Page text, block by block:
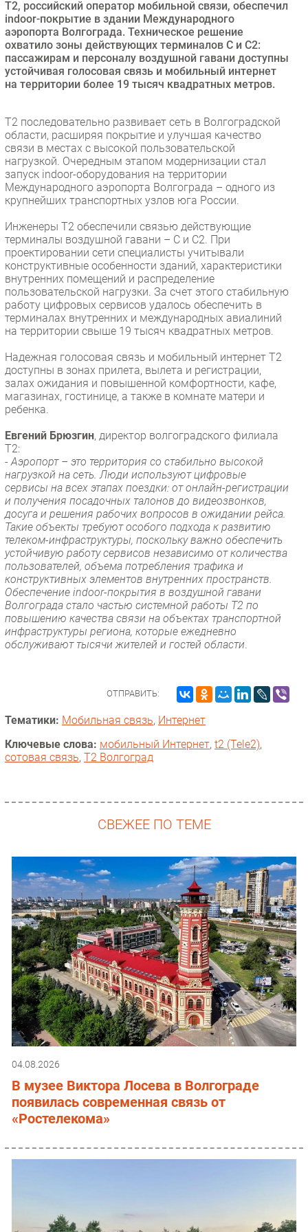
Безопасность
Инновации
CIO/Управление ИТ
Гаджеты
РАЗДЕЛЫ
Новости
Аналитика
Интервью
Мероприятия
Проекты
IT класс
Тестовый стенд
Каталог компаний
Т2, российский оператор мобильной связи, обеспечил
indoor-покрытие в здании Международного
аэропорта Волгограда. Техническое решение
охватило зоны действующих терминалов C и C2:
пассажирам и персоналу воздушной гавани доступны
устойчивая голосовая связь и мобильный интернет
на территории более 19 тысяч квадратных метров.
T2 последовательно развивает сеть в Волгоградской
области, расширяя покрытие и улучшая качество
связи в местах с высокой пользовательской
нагрузкой. Очередным этапом модернизации стал
запуск indoor-оборудования на территории
Международного аэропорта Волгограда – одного из
крупнейших транспортных узлов юга России.
Инженеры Т2 обеспечили связью действующие
терминалы воздушной гавани – C и C2. При
проектировании сети специалисты учитывали
конструктивные особенности зданий, характеристики
внутренних помещений и распределение
пользовательской нагрузки. За счет этого стабильную
работу цифровых сервисов удалось обеспечить в
терминалах внутренних и международных авиалиний
на территории свыше 19 тысяч квадратных метров.
Надежная голосовая связь и мобильный интернет Т2
доступны в зонах прилета, вылета и регистрации,
залах ожидания и повышенной комфортности, кафе,
магазинах, гостинице, а также в комнате матери и
ребенка.
Евгений Брюзгин, директор волгоградского филиала
T2:
- Аэропорт – это территория со стабильно высокой
нагрузкой на сеть. Люди используют цифровые
сервисы на всех этапах поездки: от онлайн-регистрации
и получения посадочных талонов до видеозвонков,
досуга и решения рабочих вопросов в ожидании рейса.
Такие объекты требуют особого подхода к развитию
телеком-инфраструктуры, поскольку важно обеспечить
устойчивую работу сервисов независимо от количества
пользователей, объема потребления трафика и
конструктивных элементов внутренних пространств.
Обеспечение indoor-покрытия в воздушной гавани
Волгограда стало частью системной работы T2 по
повышению качества связи на объектах транспортной
инфраструктуры региона, которые ежедневно
обслуживают тысячи жителей и гостей области
ОТПРАВИТЬ:
Тематики: Мобильная связь, Интернет
Ключевые слова: мобильный Интернет, t2 (Tele2),
сотовая связь, T2 Волгоград
СВЕЖЕЕ ПО ТЕМЕ
04.08.2026
В музее Виктора Лосева в Волгограде
появилась современная связь от
«Ростелекома»